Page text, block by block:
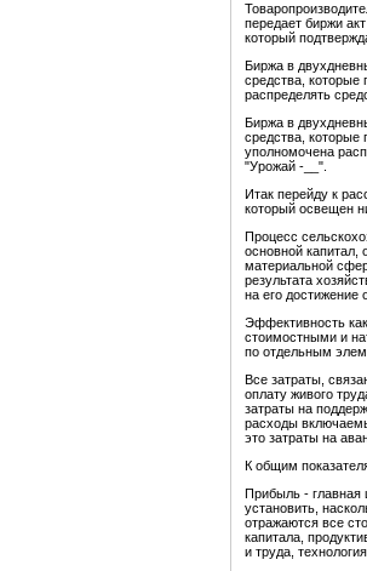
передает биржи
который
Биржа в
средства, которые
распределять
Биржа в
средства, которые
уполномочена
"Урожай -__".
Итак перейду к
который освещен
Процесс
основной капитал,
материальной
результата
на его достижение
Эффективность
стоимостными и
по отдельным
Все затраты,
оплату живого
затраты на
расходы
это затраты на
К общим
Прибыль - главная
установить,
отражаются все
капитала,
и труда, технология.